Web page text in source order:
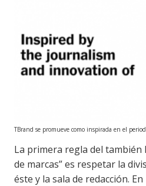
TBrand se promueve como inspirada en el
La primera regla del también
de marcas” es respetar la
éste y la sala de redacción. En